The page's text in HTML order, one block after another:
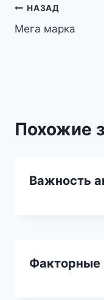
Навигация
по
НАЗАД
Мега марка
Похожие
Важность
Факторные